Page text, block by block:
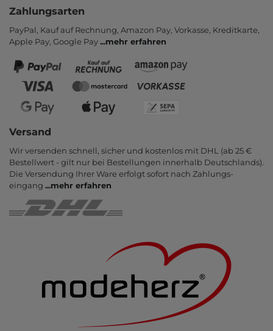
Zahlungsarten
PayPal, Kauf auf Rechnung, Amazon Pay, Vor­kasse, Kredit­karte,
Apple Pay, Google Pay...mehr erfahren
Versand
Wir versenden schnell, sicher und kostenlos mit DHL (ab 25 €
Bestell­wert - gilt nur bei Bestel­lungen inner­halb Deutsch­lands).
Die Ver­sendung Ihrer Ware er­folgt sofort nach Zahlungs­
eingang ...mehr erfahren